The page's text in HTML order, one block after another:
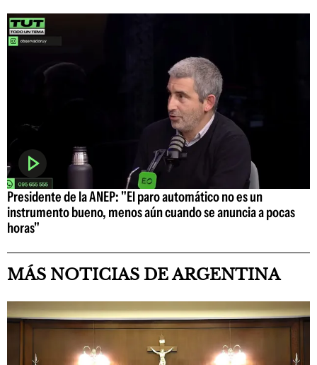
Presidente de la ANEP: "El paro automático no es un
instrumento bueno, menos aún cuando se anuncia a pocas
horas"
MÁS NOTICIAS DE ARGENTINA